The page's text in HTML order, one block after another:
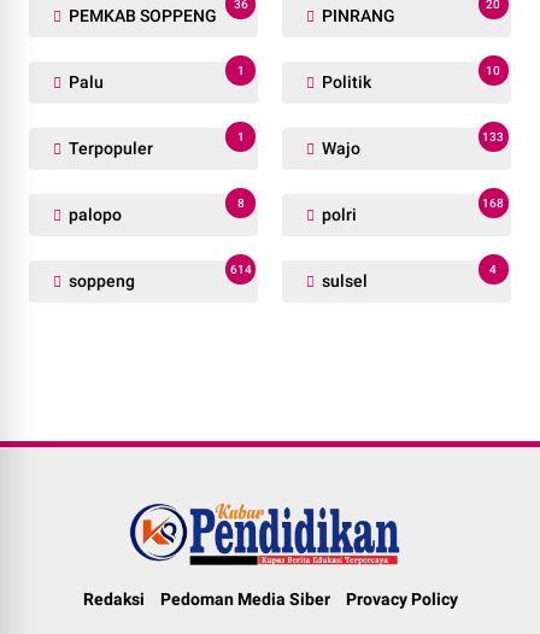
PEMKAB SOPPENG
36
PINRANG
20
Palu
1
Politik
10
Terpopuler
1
Wajo
133
palopo
8
polri
168
soppeng
614
sulsel
4
Redaksi Pedoman Media Siber Provacy Policy